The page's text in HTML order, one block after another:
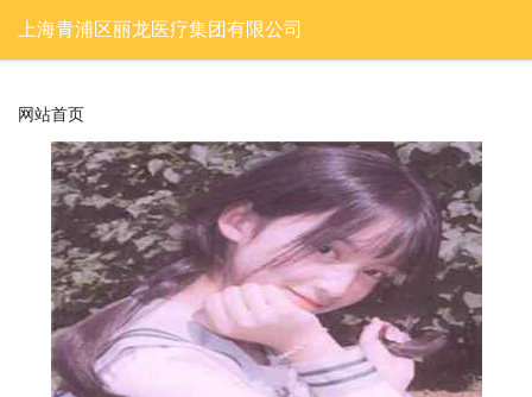
上海青浦区丽龙医疗集团有限公司
网站首页